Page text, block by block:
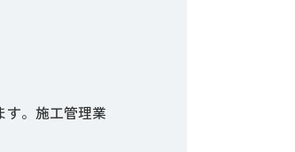
す。施工管理業